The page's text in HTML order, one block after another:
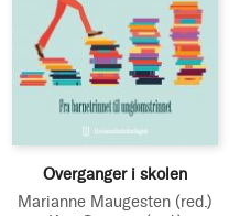
Overganger i skolen
Marianne Maugesten (red.)